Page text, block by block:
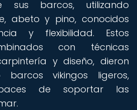
sus barcos, utilizando
abeto y pino, conocidos
y flexibilidad. Estos
con técnicas
y diseño, dieron
barcos vikingos ligeros,
de soportar las